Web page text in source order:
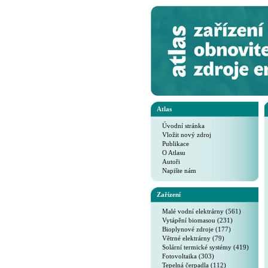
Atlas
Úvodní stránka
Vložit nový zdroj
Publikace
O Atlasu
Autoři
Napište nám
Zařízení
Malé vodní elektrárny (561)
Vytápění biomasou (231)
Bioplynové zdroje (177)
Větrné elektrárny (79)
Solární termické systémy (419)
Fotovoltaika (303)
Tepelná čerpadla (112)